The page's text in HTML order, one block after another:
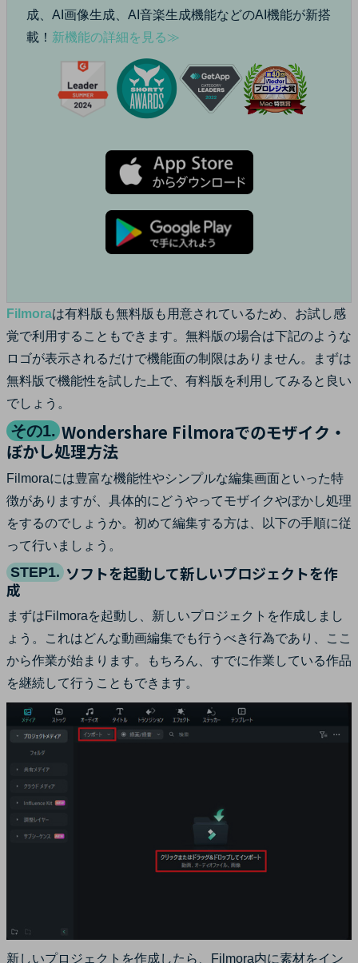
成、AI画像生成、AI音楽生成機能などのAI機能が新搭
載！ 新機能の詳細を見る≫
Filmoraは有料版も無料版も用意されているため、お試し感
覚で利用することもできます。無料版の場合は下記のような
ロゴが表示されるだけで機能面の制限はありません。まずは
無料版で機能性を試した上で、有料版を利用してみると良い
でしょう。
その1. Wondershare Filmoraでのモザイク・
ぼかし処理方法
Filmoraには豊富な機能性やシンプルな編集画面といった特
徴がありますが、具体的にどうやってモザイクやぼかし処理
をするのでしょうか。初めて編集する方は、以下の手順に従
って行いましょう。
STEP1. ソフトを起動して新しいプロジェクトを作
成
まずはFilmoraを起動し、新しいプロジェクトを作成しまし
ょう。これはどんな動画編集でも行うべき行為であり、ここ
から作業が始まります。もちろん、すでに作業している作品
を継続して行うこともできます。
新しいプロジェクトを作成したら、Filmora内に素材をイン